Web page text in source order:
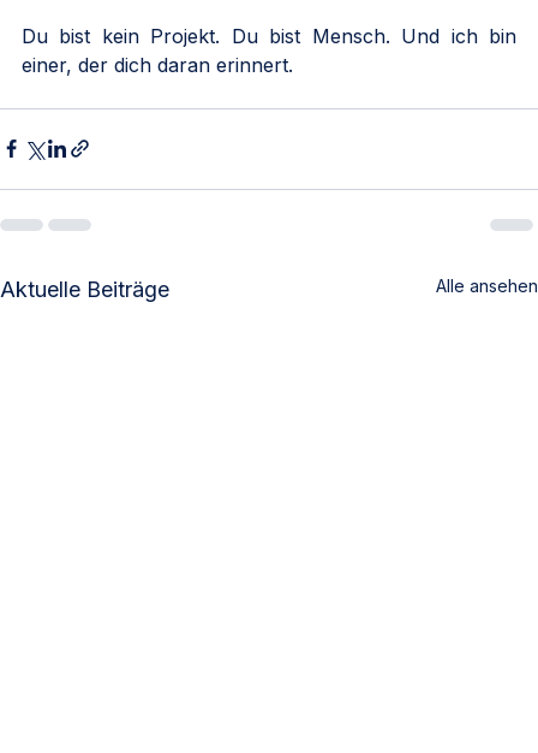
Du bist kein Projekt. Du bist Mensch. Und ich bin
einer, der dich daran erinnert.
Aktuelle Beiträge Alle ansehen